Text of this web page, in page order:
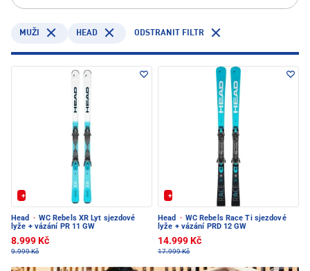
MUŽI HEAD ODSTRANIT FILTR
+ Extra Sleva 20%
Head · WC Rebels XR Lyt sjezdové
lyže + vázání PR 11 GW
8.999 Kč
9.999 Kč
+ Extra Sleva 20%
Head · WC Rebels Race Ti sjezdové
lyže + vázání PRD 12 GW
14.999 Kč
17.999 Kč